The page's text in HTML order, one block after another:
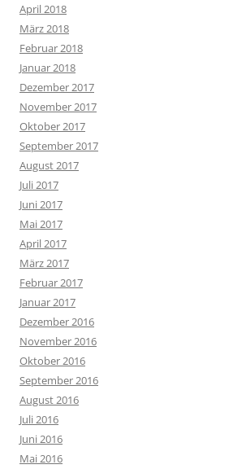
April 2018
März 2018
Februar 2018
Januar 2018
Dezember 2017
November 2017
Oktober 2017
September 2017
August 2017
Juli 2017
Juni 2017
Mai 2017
April 2017
März 2017
Februar 2017
Januar 2017
Dezember 2016
November 2016
Oktober 2016
September 2016
August 2016
Juli 2016
Juni 2016
Mai 2016